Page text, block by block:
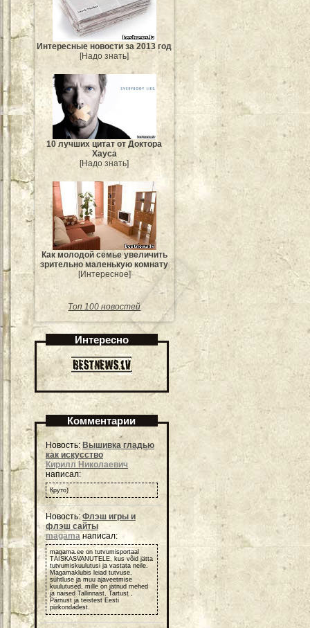
Интересные новости за 2013 год
[Надо знать]
10 лучших цитат от Доктора
Хауса
[Надо знать]
Как молодой семье увеличить
зрительно маленькую комнату
[Интересное]
Топ 100 новостей
Интересно
Комментарии
Новость:Вышивка гладью
как искусство
Кирилл Николаевич
написал:
Круто)
Новость: Флэш игры и
флэш сайты
magamaнаписал:
magama.ee on tutvumisportaal
TÄISKASVANUTELE, kus võid jätta
tutvumiskuulutusi ja vastata neile.
Magamaklubis leiad tutvuse,
suhtluse ja muu ajaveetmise
kuulutused, mille on jätnud mehed
ja naised Tallinnast, Tartust ,
Pärnust ja teistest Eesti
piirkondadest.